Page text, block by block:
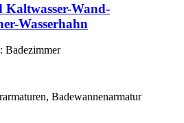
Kaltwasser-Wand-
Wasserhahn
Badezimmer